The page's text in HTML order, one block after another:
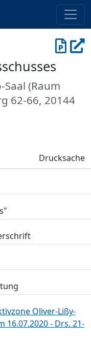
(Raum
62-66, 20144
Drucksache
Oliver-Lißy-
16.07.2020 - Drs. 21-